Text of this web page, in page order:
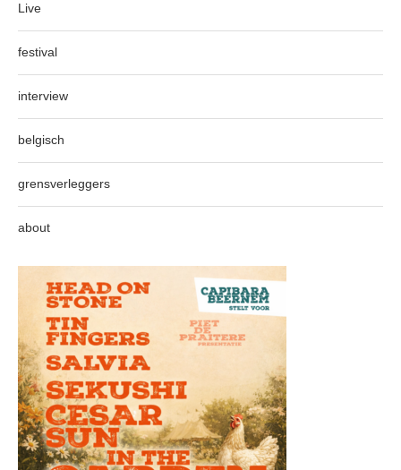
Live
festival
interview
belgisch
grensverleggers
about